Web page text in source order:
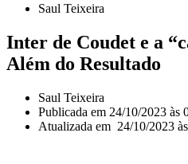
Saul Teixeira
Inter de Coudet e a
Além do Resultado
Saul Teixeira
Publicada em 24/10/2023 às
Atualizada em 24/10/2023